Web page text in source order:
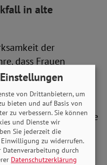
in alte
der
dass Frauen
kämen.
dass die häufige
gewichtiger Grund
sei. Nicht zuletzt die
zu einer
Wie Studien
häufiger in
von Drittanbietern, um
bieten und auf Basis von
zu verbessern. Sie können
und Dienste wir
Sie jederzeit die
zu widerrufen.
Datenverarbeitung durch
Datenschutzerklärung